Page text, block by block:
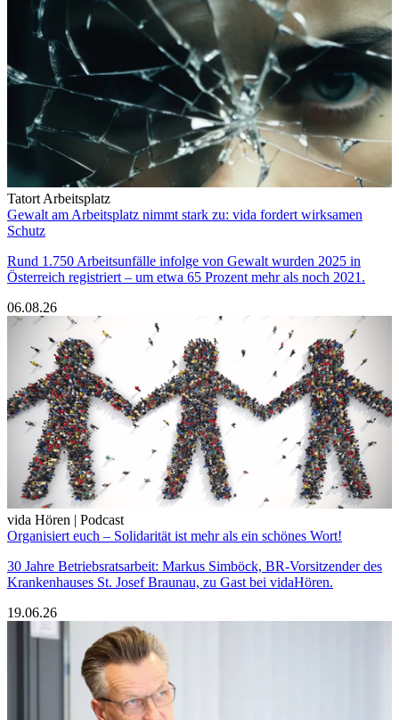
Tatort Arbeitsplatz
Gewalt am Arbeitsplatz nimmt stark zu: vida fordert wirksamen
Schutz
Rund 1.750 Arbeitsunfälle infolge von Gewalt wurden 2025 in
Österreich registriert – um etwa 65 Prozent mehr als noch 2021.
06.08.26
vida Hören | Podcast
Organisiert euch – Solidarität ist mehr als ein schönes Wort!
30 Jahre Betriebsratsarbeit: Markus Simböck, BR-Vorsitzender des
Krankenhauses St. Josef Braunau, zu Gast bei vidaHören.
19.06.26